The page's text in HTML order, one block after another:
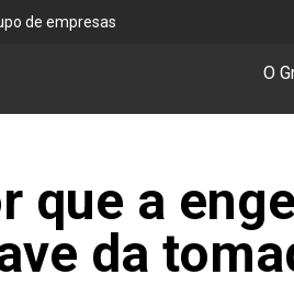
de empresas
O
que a
da